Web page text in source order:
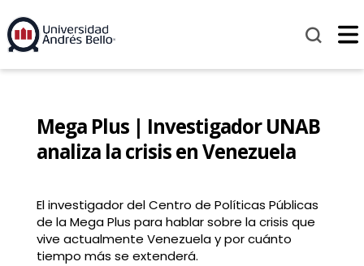
Mega Plus | Investigador UNAB
analiza la crisis en Venezuela
El investigador del Centro de Políticas Públicas
de la Mega Plus para hablar sobre la crisis que
vive actualmente Venezuela y por cuánto
tiempo más se extenderá.